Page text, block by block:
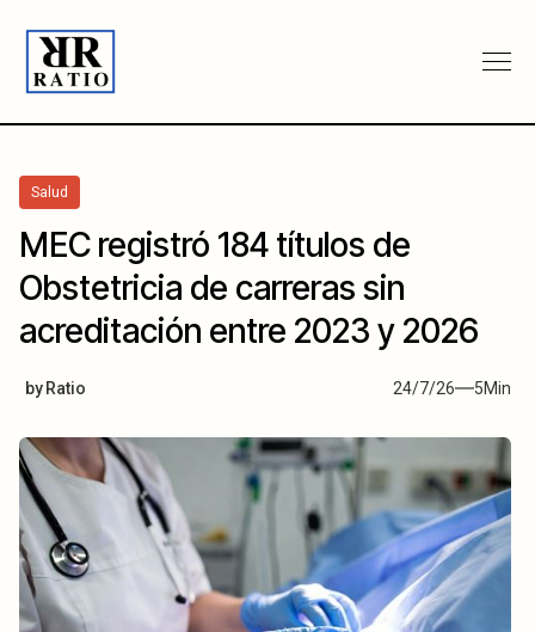
Salud
MEC registró 184 títulos de
Obstetricia de carreras sin
acreditación entre 2023 y 2026
by Ratio 24/7/26 5Min